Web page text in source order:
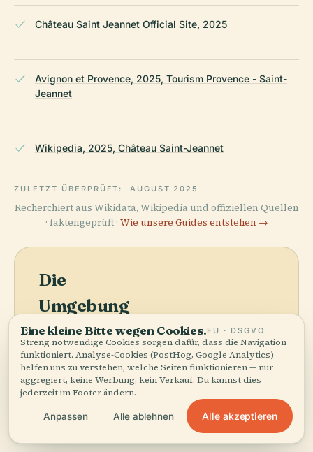
Château Saint Jeannet Official Site, 2025
Avignon et Provence, 2025, Tourism Provence - Saint-
Jeannet
Wikipedia, 2025, Château Saint-Jeannet
ZULETZT ÜBERPRÜFT: AUGUST 2025
Recherchiert aus Wikidata, Wikipedia und offiziellen Quellen
· faktengeprüft · Wie unsere Guides entstehen →
Die
Umgebung
entdecken
Sehen Sie Château De La
Gaude, Saint-Jeannet
auf der Karte und
der Nähe ist.
Karte anzeigen
Eine kleine Bitte wegen Cookies.EU · DSGVO
Streng notwendige Cookies sorgen dafür, dass die Navigation
funktioniert. Analyse-Cookies (PostHog, Google Analytics)
helfen uns zu verstehen, welche Seiten funktionieren — nur
aggregiert, keine Werbung, kein Verkauf. Du kannst dies
jederzeit im Footer ändern.
Anpassen Alle ablehnen Alle akzeptieren